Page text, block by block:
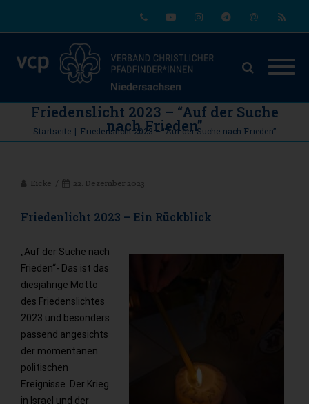
Friedenslicht 2023 – “Auf der Suche
nach Frieden”
Startseite | Friedenslicht 2023 – “Auf der Suche nach Frieden”
Eicke 22. Dezember 2023
Friedenlicht 2023 – Ein Rückblick
„Auf der Suche nach
Frieden“- Das ist das
diesjährige Motto
des Friedenslichtes
2023 und besonders
passend angesichts
der momentanen
politischen
Ereignisse. Der Krieg
in Israel und der